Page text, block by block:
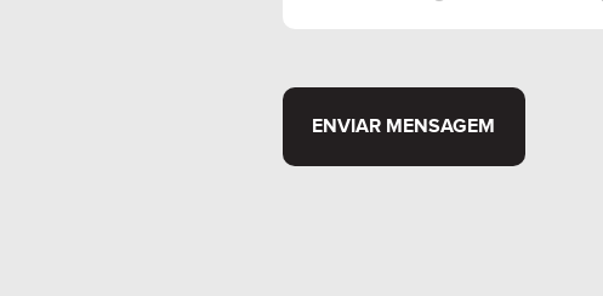
ENVIAR MENSAGEM